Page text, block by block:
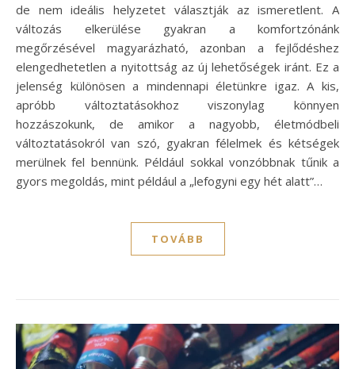
de nem ideális helyzetet választják az ismeretlent. A
változás elkerülése gyakran a komfortzónánk
megőrzésével magyarázható, azonban a fejlődéshez
elengedhetetlen a nyitottság az új lehetőségek iránt. Ez a
jelenség különösen a mindennapi életünkre igaz. A kis,
apróbb változtatásokhoz viszonylag könnyen
hozzászokunk, de amikor a nagyobb, életmódbeli
változtatásokról van szó, gyakran félelmek és kétségek
merülnek fel bennünk. Például sokkal vonzóbbnak tűnik a
gyors megoldás, mint például a „lefogyni egy hét alatt”…
TOVÁBB